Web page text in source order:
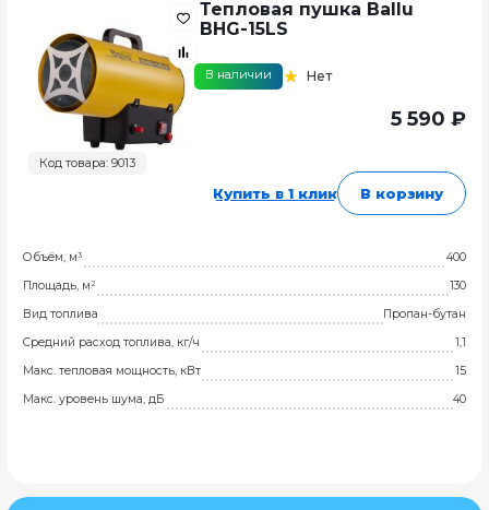
Код товара: 9013
Тепловая пушка Ballu
BHG-15LS
В наличии Нет
5 590 ₽
Купить в 1 клик В корзину
Объём, м³
400
Площадь, м²
130
Вид топлива
Пропан-бутан
Средний расход топлива, кг/ч
1,1
Макс. тепловая мощность, кВт
15
Макс. уровень шума, дБ
40